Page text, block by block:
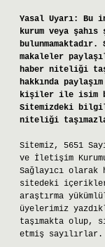
Yasal Uyarı:
Bu
kurum veya
makaleler
haber niteliği
hakkında
kişiler ile isim
Sitemizdeki
niteliği
Sitemiz, 5651
ve İletişim
Sağlayıcı olarak
sitedeki
araştırma
üyelerimiz
taşımakta olup,
etmiş sayılırlar.